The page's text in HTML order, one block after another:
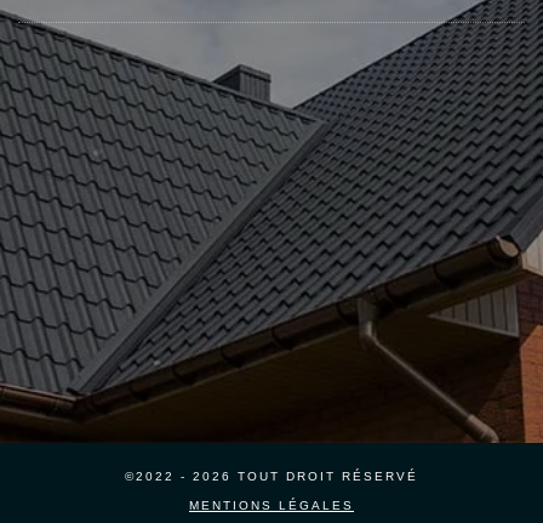
©2022 - 2026 TOUT DROIT RÉSERVÉ
MENTIONS LÉGALES